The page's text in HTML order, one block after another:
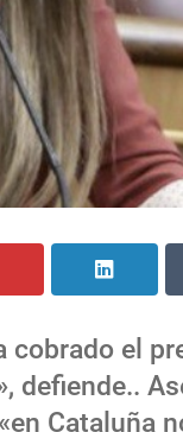
cobrado el
defiende..
Cataluña